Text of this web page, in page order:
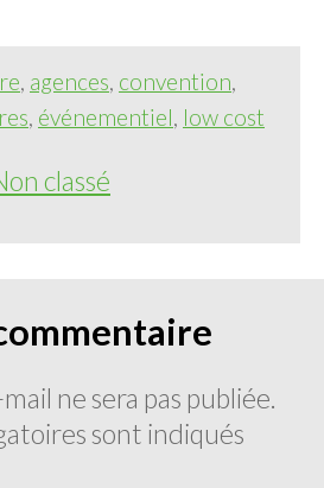
, agences, convention,
, événementiel, low cost
classé
ne sera pas publiée.
sont indiqués